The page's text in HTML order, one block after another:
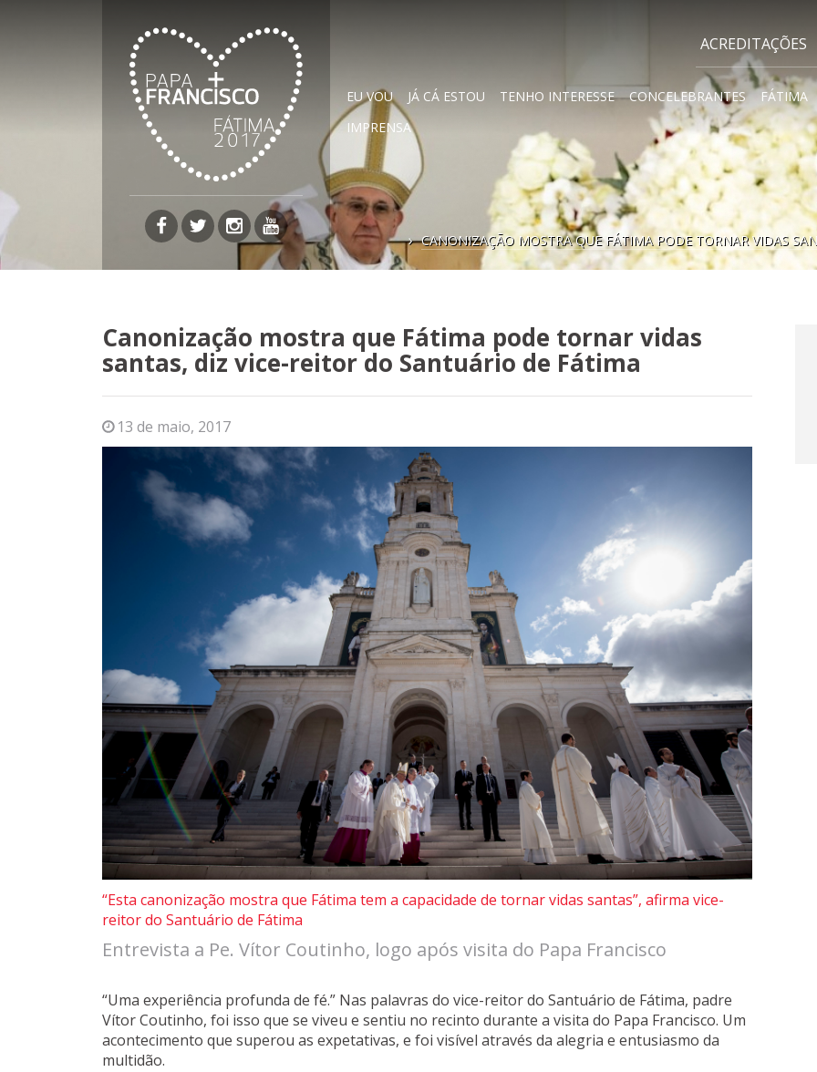
ACREDITAÇÕES
Página facebook
Página twitter
Página instagram
Página youtube
EU VOU JÁ CÁ ESTOU TENHO INTERESSE CONCELEBRANTES FÁTIMA
IMPRENSA
CANONIZAÇÃO MOSTRA QUE FÁTIMA PODE TORNAR VIDAS
Canonização mostra que Fátima pode tornar vidas
santas, diz vice-reitor do Santuário de Fátima
13 de maio, 2017
“Esta canonização mostra que Fátima tem a capacidade de tornar vidas santas”, afirma vice-
reitor do Santuário de Fátima
Entrevista a Pe. Vítor Coutinho, logo após visita do Papa Francisco
“Uma experiência profunda de fé.” Nas palavras do vice-reitor do Santuário de Fátima, padre
Vítor Coutinho, foi isso que se viveu e sentiu no recinto durante a visita do Papa Francisco. Um
acontecimento que superou as expetativas, e foi visível através da alegria e entusiasmo da
multidão.